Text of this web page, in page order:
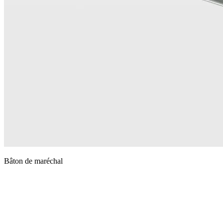
Bâton de maréchal